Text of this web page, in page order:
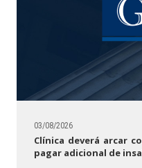
03/08/2026
Clínica deverá arcar
pagar adicional de